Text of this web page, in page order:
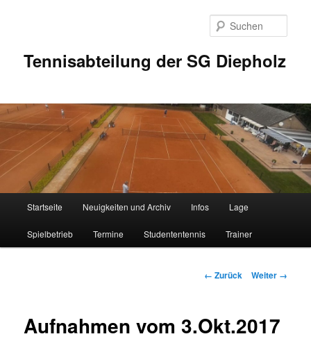
Tennisabteilung der SG Diepholz
Startseite Neuigkeiten und Archiv Infos Lage
Spielbetrieb Termine Studententennis Trainer
Bilder-
← Zurück Weiter →
Aufnahmen vom 3.Okt.2017